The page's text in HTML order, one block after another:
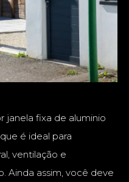
janela fixa de aluminio
é ideal para
ventilação e
Ainda assim, você deve